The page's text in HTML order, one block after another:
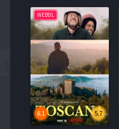
WEBDL
5.7
6.1